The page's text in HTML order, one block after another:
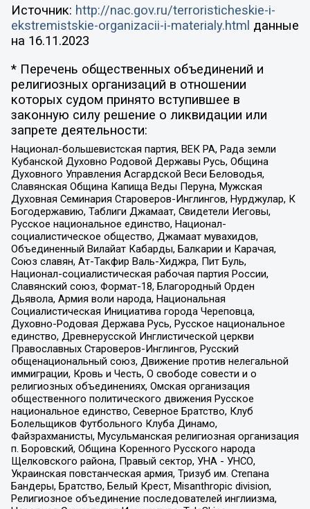
Источник: http://nac.gov.ru/terroristicheskie-i-
ekstremistskie-organizacii-i-materialy.html данные
на 16.11.2023
* Перечень общественных объединений и
религиозных организаций в отношении
которых судом принято вступившее в
законную силу решение о ликвидации или
запрете деятельности:
Национал-большевистская партия, ВЕК РА, Рада земли
Кубанской Духовно Родовой Державы Русь, Община
Духовного Управления Асгардской Веси Беловодья,
Славянская Община Капища Веды Перуна, Мужская
Духовная Семинария Староверов-Инглингов, Нурджулар, К
Богодержавию, Таблиги Джамаат, Свидетели Иеговы,
Русское национальное единство, Национал-
социалистическое общество, Джамаат мувахидов,
Объединенный Вилайат Кабарды, Балкарии и Карачая,
Союз славян, Ат-Такфир Валь-Хиджра, Пит Буль,
Национал-социалистическая рабочая партия России,
Славянский союз, Формат-18, Благородный Орден
Дьявола, Армия воли народа, Национальная
Социалистическая Инициатива города Череповца,
Духовно-Родовая Держава Русь, Русское национальное
единство, Древнерусской Инглистической церкви
Православных Староверов-Инглингов, Русский
общенациональный союз, Движение против нелегальной
иммиграции, Кровь и Честь, О свободе совести и о
религиозных объединениях, Омская организация
общественного политического движения Русское
национальное единство, Северное Братство, Клуб
Болельщиков Футбольного Клуба Динамо,
Файзрахманисты, Мусульманская религиозная организация
п. Боровский, Община Коренного Русского народа
Щелковского района, Правый сектор, УНА - УНСО,
Украинская повстанческая армия, Тризуб им. Степана
Бандеры, Братство, Белый Крест, Misanthropic division,
Религиозное объединение последователей инглиизма,